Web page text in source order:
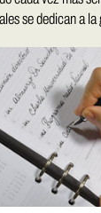
se dedican a